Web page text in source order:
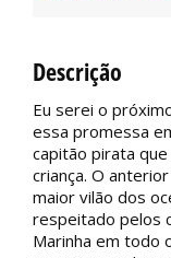
Descrição
Eu serei o
essa promessa
capitão pirata
criança. O
maior vilão dos
respeitado pelos
Marinha em todo